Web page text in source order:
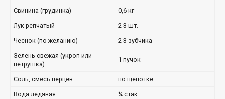
Свинина (грудинка)
0,6 кг
Лук репчатый
2-3 шт.
Чеснок (по желанию)
2-3 зубчика
Зелень свежая (укроп или
петрушка)
1 пучок
Соль, смесь перцев
по щепотке
Вода ледяная
¼ стак.